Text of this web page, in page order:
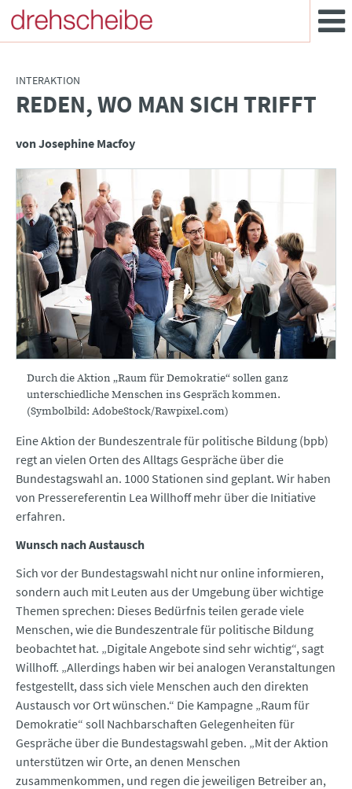
INTERAKTION
:REDEN, WO MAN SICH TRIFFT
von Josephine Macfoy
Durch die Aktion „Raum für Demokratie“ sollen ganz
unterschiedliche Menschen ins Gespräch kommen.
(Symbolbild: AdobeStock/Rawpixel.com)
Eine Aktion der Bundeszentrale für politische Bildung (bpb)
regt an vielen Orten des Alltags Gespräche über die
Bundestagswahl an. 1000 Stationen sind geplant. Wir haben
von Pressereferentin Lea Willhoff mehr über die Initiative
erfahren.
Wunsch nach Austausch
Sich vor der Bundestagswahl nicht nur online informieren,
sondern auch mit Leuten aus der Umgebung über wichtige
Themen sprechen: Dieses Bedürfnis teilen gerade viele
Menschen, wie die Bundeszentrale für politische Bildung
beobachtet hat. „Digitale Angebote sind sehr wichtig“, sagt
Willhoff. „Allerdings haben wir bei analogen Veranstaltungen
festgestellt, dass sich viele Menschen auch den direkten
Austausch vor Ort wünschen.“ Die Kampagne „Raum für
Demokratie“ soll Nachbarschaften Gelegenheiten für
Gespräche über die Bundestagswahl geben. „Mit der Aktion
unterstützen wir Orte, an denen Menschen
zusammenkommen, und regen die jeweiligen Betreiber an,